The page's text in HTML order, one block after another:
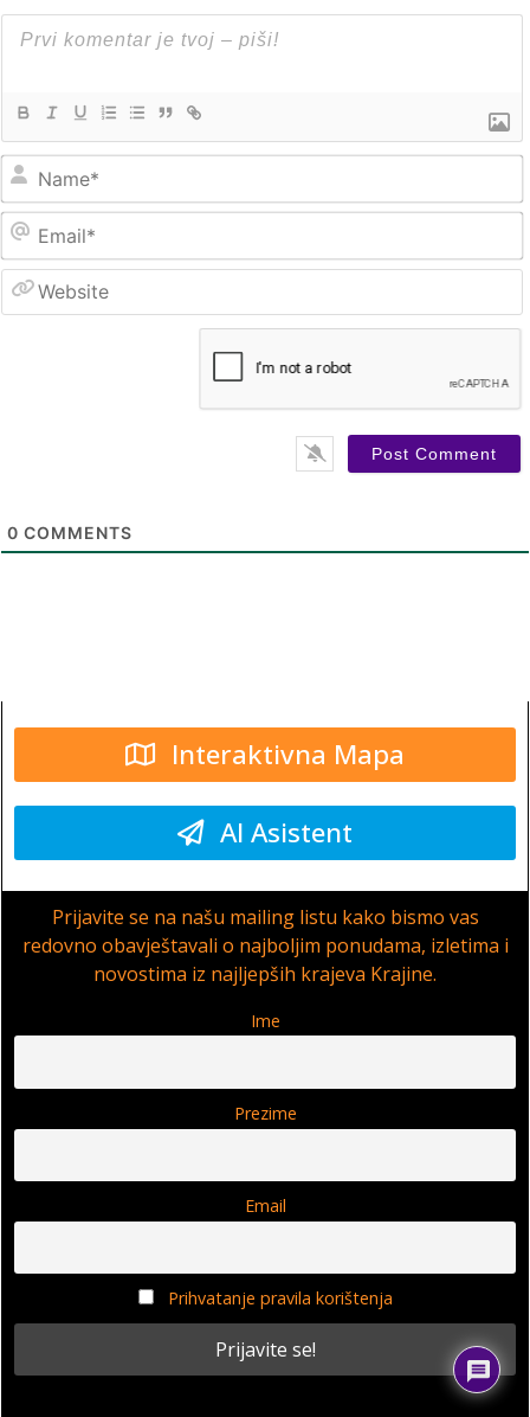
0 COMMENTS
Interaktivna Mapa
AI Asistent
Prijavite se na našu mailing listu kako bismo vas
redovno obavještavali o najboljim ponudama, izletima i
novostima iz najljepših krajeva Krajine.
Ime
Prezime
Email
Prihvatanje pravila korištenja